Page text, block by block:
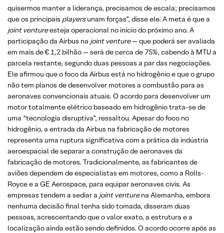
quisermos manter a liderança, precisamos de escala; precisamos
que os principais playersunam forças”, disse ele. A meta é que a
joint ventureesteja operacional no início do próximo ano. A
participação da Airbus na joint venture— que poderá ser avaliada
em mais de € 1,2 bilhão — será de cerca de 75%, cabendo à MTU a
parcela restante, segundo duas pessoas a par das negociações.
Ele afirmou que o foco da Airbus está no hidrogênio e que o grupo
não tem planos de desenvolver motores a combustão para as
aeronaves convencionais atuais. O acordo para desenvolver um
motor totalmente elétrico baseado em hidrogênio trata-se de
uma “tecnologia disruptiva”, ressaltou. Apesar do foco no
hidrogênio, a entrada da Airbus na fabricação de motores
representa uma ruptura significativa com a prática da indústria
aeroespacial de separar a construção de aeronaves da
fabricação de motores. Tradicionalmente, as fabricantes de
aviões dependem de especialistas em motores, como a Rolls-
Royce e a GE Aerospace, para equipar aeronaves civis. As
empresas tendem a sediar a joint venturena Alemanha, embora
nenhuma decisão final tenha sido tomada, disseram duas
pessoas, acrescentando que o valor exato, a estrutura e a
localização ainda estão sendo definidos. O acordo ocorre após as